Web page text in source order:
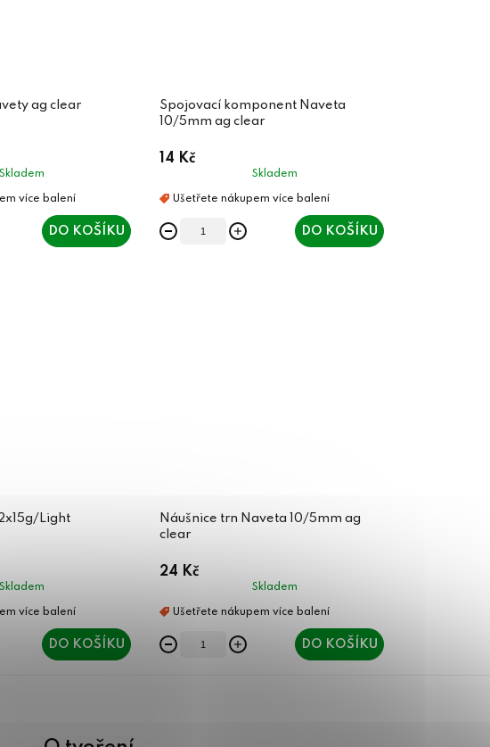
ag clear
Skladem
DO KOŠÍKU
Spojovací komponent Naveta
10/5mm ag clear
14 Kč
Skladem
DO KOŠÍKU
Light
Skladem
DO KOŠÍKU
Náušnice trn Naveta 10/5mm ag
clear
24 Kč
Skladem
DO KOŠÍKU